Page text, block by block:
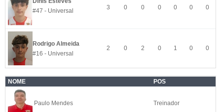
#47 - Universal
3 0 0 0 0 0 0
Rodrigo Almeida
#16 - Universal
2 0 2 0 1 0 0
NOME POS
Paulo Mendes Treinador